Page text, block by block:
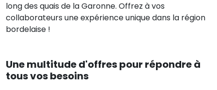
long des quais de la Garonne. Offrez à vos
collaborateurs une expérience unique dans la région
bordelaise !
Une multitude d'offres pour répondre à
tous vos besoins